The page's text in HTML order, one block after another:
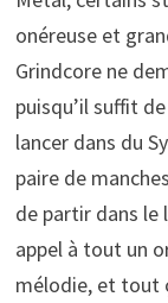
onéreuse et
Grindcore ne
puisqu’il suffit
lancer dans du
paire de
de partir dans
appel à tout un
mélodie, et tout